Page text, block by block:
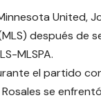
United,
después de
MLSPA.
el partido
se